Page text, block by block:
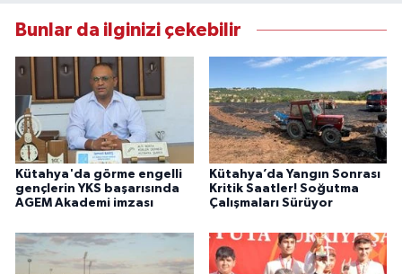
Bunlar da ilginizi çekebilir
Kütahya'da görme engelli
gençlerin YKS başarısında
AGEM Akademi imzası
Kütahya’da Yangın Sonrası
Kritik Saatler! Soğutma
Çalışmaları Sürüyor